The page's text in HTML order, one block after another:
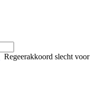
Regeerakkoord slecht voor